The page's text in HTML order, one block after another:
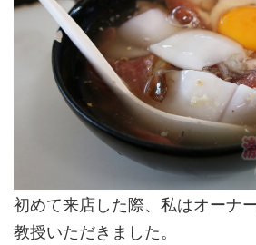
初めて来店した際、私はオーナ
教授いただきました。